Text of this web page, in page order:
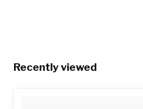
Recently viewed